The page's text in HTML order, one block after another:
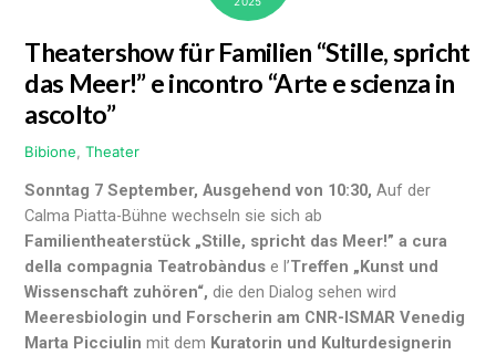
Theatershow für Familien “Stille, spricht
das Meer!” e incontro “Arte e scienza in
ascolto”
Bibione ,Theater
Sonntag 7 September, Ausgehend von 10:30, Auf der
Calma Piatta-Bühne wechseln sie sich ab
Familientheaterstück „Stille, spricht das Meer!” a cura
della compagnia Teatrobàndus e l’Treffen „Kunst und
Wissenschaft zuhören“, die den Dialog sehen wird
Meeresbiologin und Forscherin am CNR-ISMAR Venedig
Marta Picciulin mit dem Kuratorin und Kulturdesignerin